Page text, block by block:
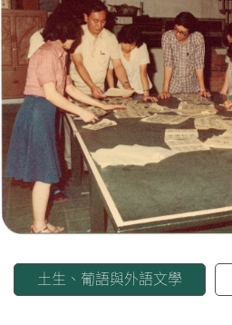
古
地
圖
媽
閣
寺
廟
巴
教
生根成長。經歷近一個世紀的
漸建立起一個集散文、詩歌、
的本土文學表達體系。
除了華語文學之外，澳門也不
賈梅士和庇山耶，創作的各類
土生葡人亦出現一批文學作家
雅德、飛歷奇等，使澳門本地
元。
土生、葡語與外語文學